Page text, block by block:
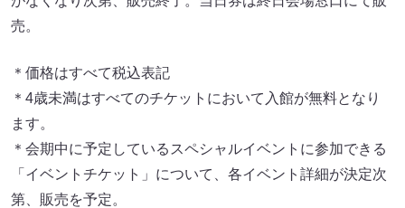
売。
＊価格はすべて税込表記
＊4歳未満はすべてのチケットにおいて入館が無料となり
ます。
＊会期中に予定しているスペシャルイベントに参加できる
「イベントチケット」について、各イベント詳細が決定次
第、販売を予定。